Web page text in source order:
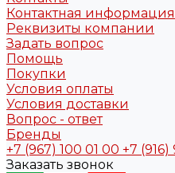
Контактная информация
Реквизиты компании
Задать вопрос
Помощь
Покупки
Условия оплаты
Условия доставки
Вопрос - ответ
Бренды
+7 (967) 100 01 00 +7
Заказать звонок